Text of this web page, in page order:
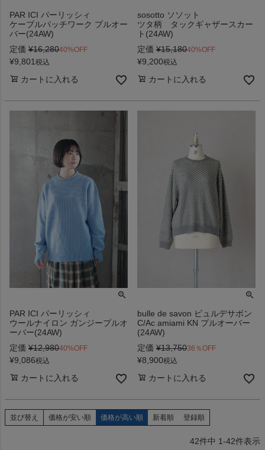
PAR ICI パーリッシィ
ケーブルパッチワーク プルオー
バー(24AW)
定価 ¥16,28040%OFF
¥9,801税込
カートに入れる
sosotto ソソット
ツタ柄 タックギャザースカー
ト(24AW)
定価 ¥15,18040%OFF
¥9,200税込
カートに入れる
PAR ICI パーリッシィ
ウールナイロン ガンジープルオ
ーバー(24AW)
定価 ¥12,98040%OFF
¥9,086税込
カートに入れる
bulle de savon ビュルデサボン
C/Ac amiami KN プルオーバー
(24AW)
定価 ¥13,75036％OFF
¥8,900税込
カートに入れる
並び替え 価格が安い順 価格が高い順 新着順 登録順
42件中 1-42件表示